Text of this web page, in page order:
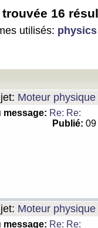
16
utilisés: physics
Moteur
message: Re: Re:
Publié:
Moteur
message: Re: Re: